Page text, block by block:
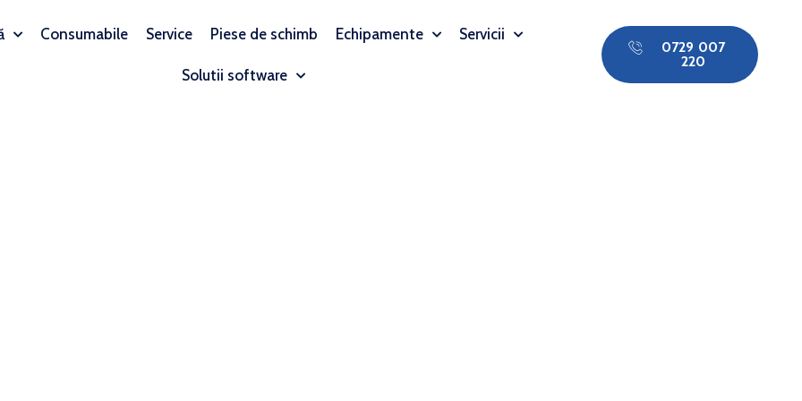
Consumabile Service Piese de schimb Echipamente Servicii
Solutii software
0729 007
220